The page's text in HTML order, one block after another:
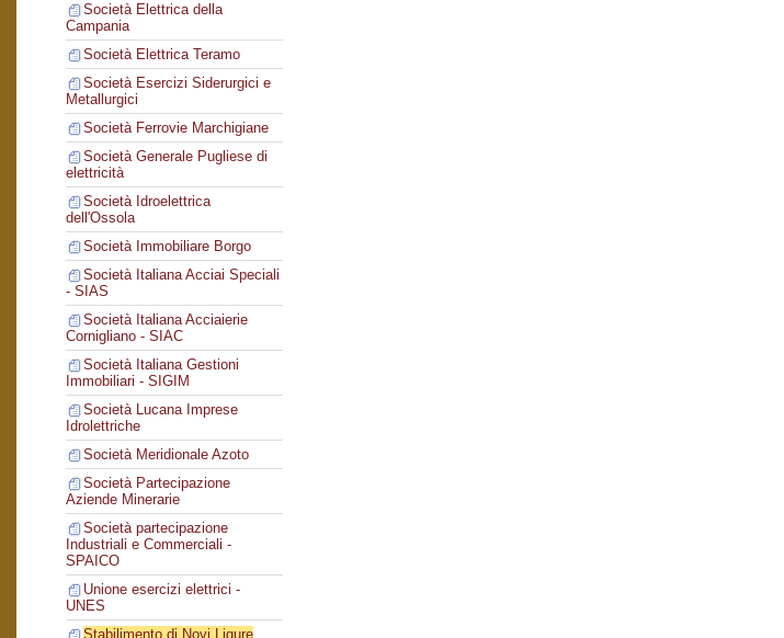
Società Elettrica della
Campania
Società Elettrica Teramo
Società Esercizi Siderurgici e
Metallurgici
Società Ferrovie Marchigiane
Società Generale Pugliese di
elettricità
Società Idroelettrica
dell'Ossola
Società Immobiliare Borgo
Società Italiana Acciai Speciali
- SIAS
Società Italiana Acciaierie
Cornigliano - SIAC
Società Italiana Gestioni
Immobiliari - SIGIM
Società Lucana Imprese
Idrolettriche
Società Meridionale Azoto
Società Partecipazione
Aziende Minerarie
Società partecipazione
Industriali e Commerciali -
SPAICO
Unione esercizi elettrici -
UNES
Stabilimento di Novi Ligure